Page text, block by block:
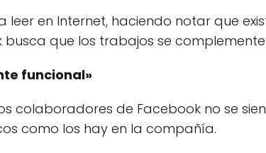
leer en Internet, haciendo notar que
que los trabajos se
funcional»
colaboradores de Facebook no se
como los hay en la compañía.